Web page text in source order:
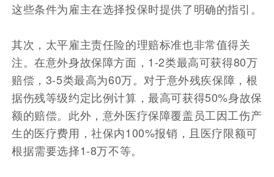
这些条件为雇主在选择投保时提供了明确的指引。
其次，太平雇主责任险的理赔标准也非常值得关
注。在意外身故保障方面，1-2类最高可获得80万
赔偿，3-5类最高为60万。对于意外残疾保障，根
据伤残等级约定比例计算，最高可获得50%身故保
额的赔偿。此外，意外医疗保障覆盖员工因工伤产
生的医疗费用，社保内100%报销，且医疗限额可
根据需要选择1-8万不等。